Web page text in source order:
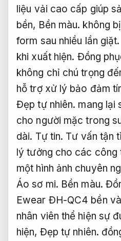
liệu vải cao cấp giúp
bền, Bền màu. không
form sau nhiều lần giặt.
khi xuất hiện. Đồng
không chỉ chú trọng
hỗ trợ xử lý bảo đảm
Đẹp tự nhiên. mang lại
cho người mặc trong
dài. Tự tin. Tư vấn tận
lý tưởng cho các công
một hình ảnh chuyên
Áo sơ mi. Bền màu.
Ewear ĐH-QC4 bền
nhân viên thể hiện sự
hiện, Đẹp tự nhiên.